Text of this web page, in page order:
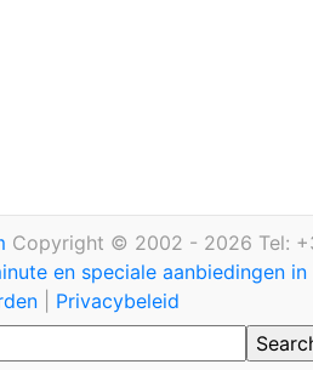
Copyright © 2002 - 2026 Tel:
en speciale aanbiedingen in
Privacybeleid